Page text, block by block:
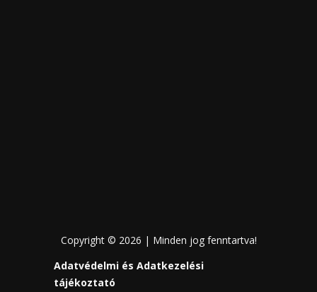
Copyright © 2026 | Minden jog fenntartva!
Adatvédelmi és Adatkezelési
tájékoztató